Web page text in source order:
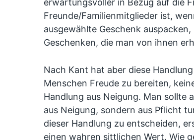
Freunde/Familienmitglieder ist,
ausgewählte Geschenk
Geschenken, die man von ihnen
Nach Kant hat aber diese
Menschen Freude zu bereiten,
Handlung aus Neigung. Man sollte
aus Neigung, sondern aus Pflicht
dieser Handlung zu entscheiden,
einen wahren sittlichen Wert. Wie